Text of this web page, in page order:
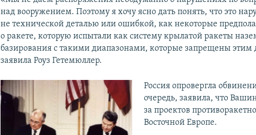
над вооружением. Поэтому я хочу ясно дать понять, что это
не технической деталью или ошибкой, как некоторые
о ракете, которую испытали как систему крылатой ракеты
базирования с такими диапазонами, которые запрещены этим
заявила Роуз Гетемюллер.
Россия опровергла
очередь, заявила, что
за проектов
Восточной Европе.